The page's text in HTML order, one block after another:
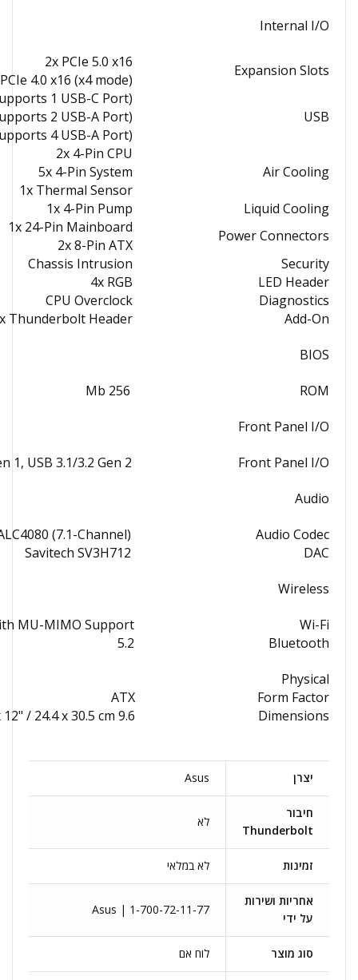
Internal I/O
Expansion Slots
2x PCIe 5.0 x16
4.0 x16 (x4 mode)
USB
1 USB-C Port)
2 USB-A Port)
4 USB-A Port)
Air Cooling
2x 4-Pin CPU
5x 4-Pin System
1x Thermal Sensor
Liquid Cooling
1x 4-Pin Pump
Power Connectors
1x 24-Pin Mainboard
2x 8-Pin ATX
Security
Chassis Intrusion
LED Header
4x RGB
Diagnostics
CPU Overclock
Add-On
Thunderbolt Header
BIOS
ROM
256 Mb
Front Panel I/O
Front Panel I/O
1, USB 3.1/3.2 Gen 2
Audio
Audio Codec
(7.1-Channel)
DAC
Savitech SV3H712
Wireless
Wi-Fi
MU-MIMO Support
Bluetooth
5.2
Physical
Form Factor
ATX
Dimensions
9.6 x 12" / 24.4 x 30.5 cm
יצרן Asus
חיבור
Thunderbolt
לא
זמינות לא במלאי
אחריות ושירות
על ידי
Asus | 1-700-72-11-77
סוג מוצר לוח אם